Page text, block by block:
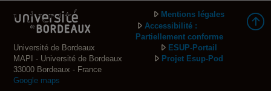
Université de Bordeaux
MAPI - Université de Bordeaux
33000 Bordeaux - France
Google maps
Mentions légales
Accessibilité :
Partiellement conforme
ESUP-Portail
Projet Esup-Pod